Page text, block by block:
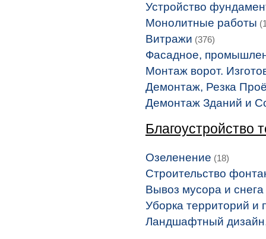
Устройство
Монолитные работы
Витражи (376)
Фасадное,
Монтаж ворот.
Демонтаж, Резка
Демонтаж Зданий и
Благоустройство
Озеленение (18)
Строительство
Вывоз мусора и снега
Уборка территорий и
Ландшафтный дизайн,